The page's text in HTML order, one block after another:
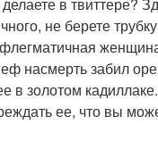
не берете
насмерть забил
в золотом
ее, что вы